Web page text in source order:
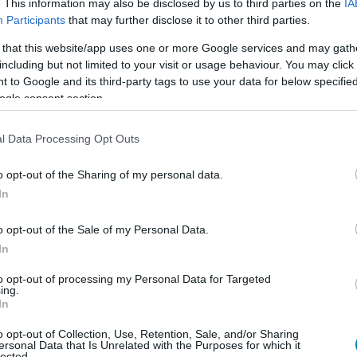
This information may also be disclosed by us to third parties on the
Participants that may further disclose it to other third parties.
that this website/app uses one or more Google services and may
but not limited to your visit or usage behaviour. You may
to Google and its third-party tags to use your data for below
consent section.
Data Processing Opt Outs
opt-out of the Sharing of my personal data.
opt-out of the Sale of my Personal Data.
opt-out of processing my Personal Data for Targeted
opt-out of Collection, Use, Retention, Sale, and/or Sharing
Data that Is Unrelated with the Purposes for which it
apró részlet is.
8 - jobban nyitott, mint a Star
Erő
az adatok egy kicsit csalnak.
Uprising - ilyen lesz John Boyega új
ébredő Erő elején még rohamosztagos gúnyában
a Pacific Rim: Uprising forgatásán készült
is megnézhetjük, milyen jelmezben szerepel majd
csúnyán felsült a Star Wars: Az
meghallgatásán